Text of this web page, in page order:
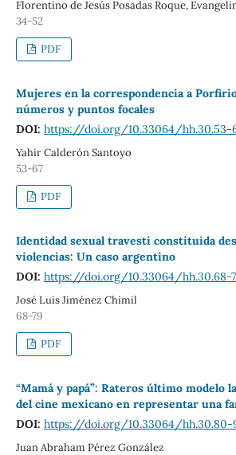
Florentino de Jesús Posadas Roque,
34-52
PDF
Mujeres en la correspondencia a Porfirio
números y puntos focales
DOI: https://doi.org/10.33064/hh.30.53-
Yahir Calderón Santoyo
53-67
PDF
Identidad sexual travesti constituida
violencias: Un caso argentino
DOI: https://doi.org/10.33064/hh.30.68-
José Luis Jiménez Chimil
68-79
PDF
“Mamá y papá”: Rateros último modelo
del cine mexicano en representar una
DOI: https://doi.org/10.33064/hh.30.80-
Juan Abraham Pérez González